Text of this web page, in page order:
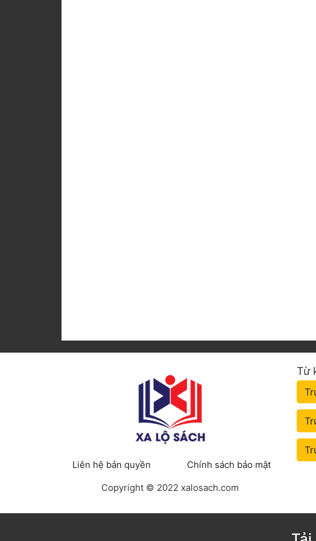
Liên hệ bản quyền
Chính sách bảo mật
Copyright © 2022 xalosach.com
Từ